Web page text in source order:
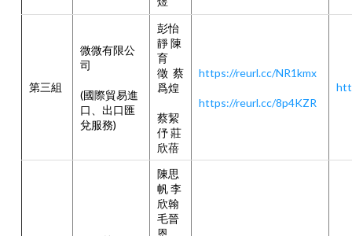
第三組
微微有限公
司
(國際貿易進
口、出口匯
兌服務)
彭怡
靜 陳
育
徵 蔡
爲煌
蔡絜
伃 莊
欣蓓
https://reurl.cc/NR1kmx
https://reurl.cc/8p4KZR
陳思
帆 李
欣翰
毛晉